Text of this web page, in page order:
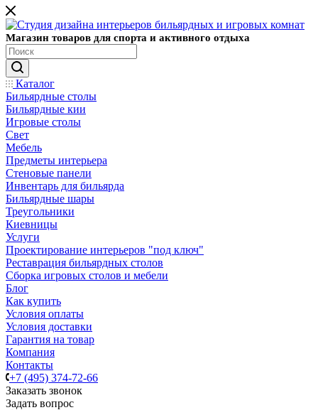
Магазин товаров для спорта и активного отдыха
Каталог
Бильярдные столы
Бильярдные кии
Игровые столы
Свет
Мебель
Предметы интерьера
Стеновые панели
Инвентарь для бильярда
Бильярдные шары
Треугольники
Киевницы
Услуги
Проектирование интерьеров "под ключ"
Реставрация бильярдных столов
Сборка игровых столов и мебели
Блог
Как купить
Условия оплаты
Условия доставки
Гарантия на товар
Компания
Контакты
+7 (495) 374-72-66
Заказать звонок
Задать вопрос